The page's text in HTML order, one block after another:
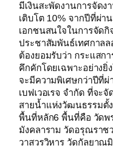
มีเงินสะพัดงานการจัดง
เติบโต 10% จากปีที่ผ่า
เอกชนสนใจในการจัดกิ
ประชาสัมพันธ์เทศกาล
ต้องยอมรับว่า กระแสก
คึกคักโดยเฉพาะอย่าง
จะมีความพิเศษกว่าปีที่
เบฟเวอเรจ จำกัด ที่จะจั
สายน้ำแห่งวัฒนธรรมตั้
พื้นที่หลัก6 พื้นที่คือ วัดพ
มังคลาราม วัดอรุณราช
วาสวรวิหาร วัดกัลยาณ